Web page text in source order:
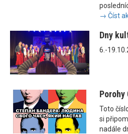
→ Číst
Dny
6.-
Porohy
Toto
si
nadále